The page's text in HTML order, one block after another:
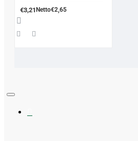
Fingertherapie 5 stuck
€3,21Netto€2,65